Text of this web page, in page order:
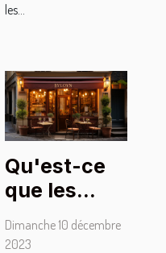
les...
Qu'est-ce
que les
bouchons
lyonnais
Dimanche 10 décembre
2023